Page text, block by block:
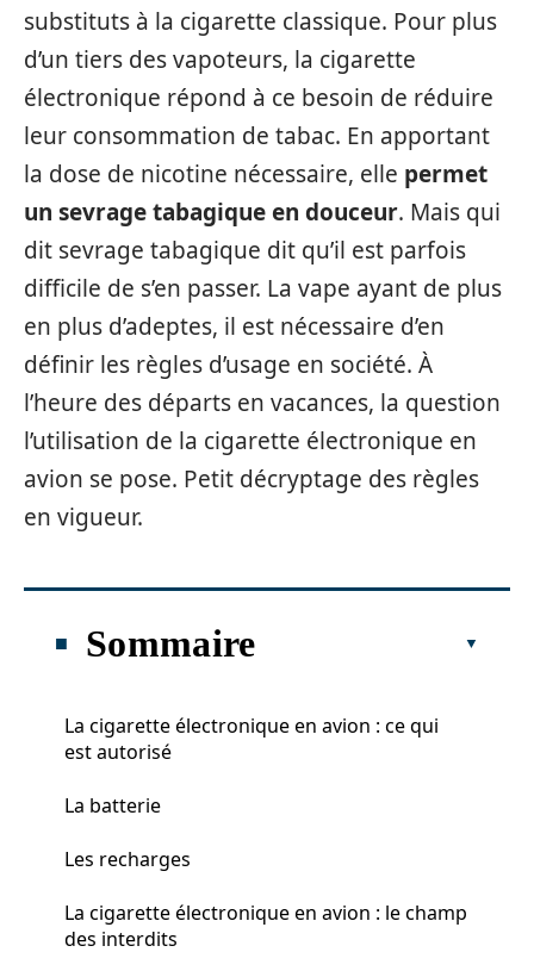
substituts à la cigarette classique. Pour plus
d’un tiers des vapoteurs, la cigarette
électronique répond à ce besoin de réduire
leur consommation de tabac. En apportant
la dose de nicotine nécessaire, elle permet
un sevrage tabagique en douceur. Mais qui
dit sevrage tabagique dit qu’il est parfois
difficile de s’en passer. La vape ayant de plus
en plus d’adeptes, il est nécessaire d’en
définir les règles d’usage en société. À
l’heure des départs en vacances, la question
l’utilisation de la cigarette électronique en
avion se pose. Petit décryptage des règles
en vigueur.
Sommaire
La cigarette électronique en avion : ce qui
est autorisé
La batterie
Les recharges
La cigarette électronique en avion : le champ
des interdits